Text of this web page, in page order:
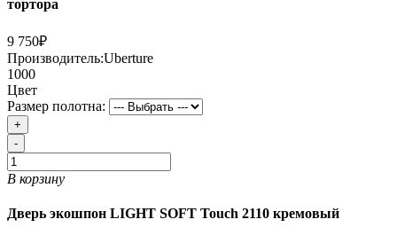
тортора
9 750₽
Производитель:Uberture
1000
Цвет
Размер полотна:
+
-
В корзину
Дверь экошпон LIGHT SOFT Touch 2110 кремовый